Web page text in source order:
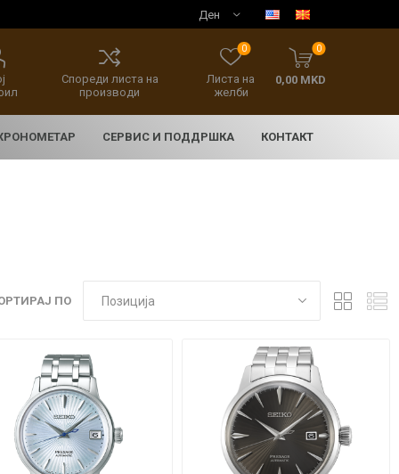
Спореди листа на
производи
Листа на
желби
0 0
0,00 MKD
СЕРВИС И ПОДДРШКА КОНТАКТ
ПО